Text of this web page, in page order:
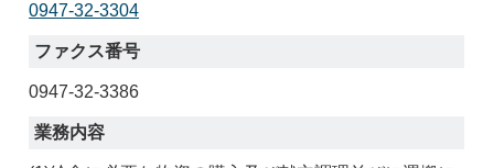
0947-32-3304
ファクス番号
0947-32-3386
業務内容